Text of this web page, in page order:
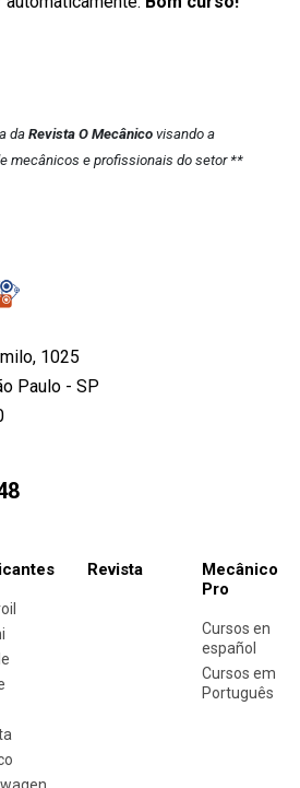
da Revista O Mecânico visando a
mecânicos e profissionais do setor **
1025
Paulo - SP
Revista
Mecânico
Pro
Cursos en
español
Cursos em
Português